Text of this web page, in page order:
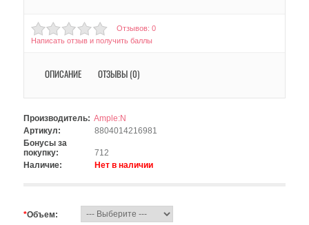
Отзывов: 0
Написать отзыв и получить баллы
ОПИСАНИЕ ОТЗЫВЫ (0)
Производитель: Ample:N
Артикул:
8804014216981
Бонусы за
покупку:
712
Наличие:
Нет в наличии
*Объем: